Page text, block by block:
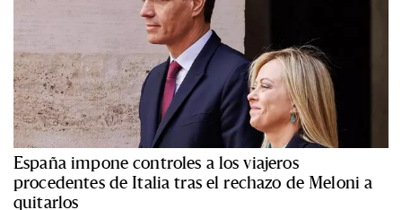
España impone controles a los viajeros
procedentes de Italia tras el rechazo de Meloni a
quitarlos